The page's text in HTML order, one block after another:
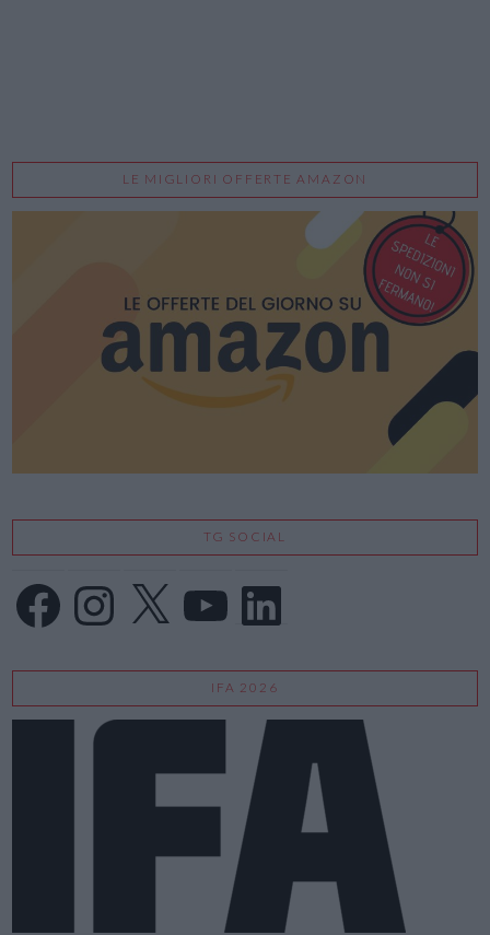
LE MIGLIORI OFFERTE AMAZON
TG SOCIAL
FacebookInstagram
X LinkedIn
IFA 2026